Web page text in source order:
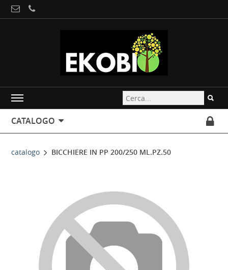
CATALOGO
catalogo BICCHIERE IN PP 200/250 ML.PZ.50